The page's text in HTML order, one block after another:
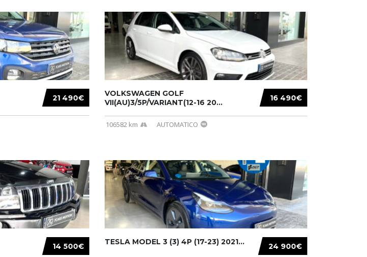
21 490€ 16 490€
VOLKSWAGEN GOLF
VII(AU)3/5P/VARIANT(12-16 20...
106582 km AUTOMATICO
14 500€ 24 900€
TESLA MODEL 3 (3) 4P (17-23) 2021...